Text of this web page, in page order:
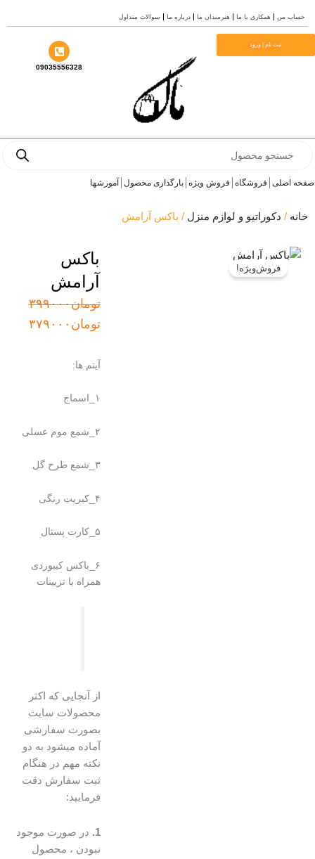
همکاری با ما هنرمندان ما درباره ما سوالات متداول
09035556328
فروشگاه فروش ویژه بارگذاری محصول آموزشها
دکوراتیو و لوازم منزل / باکس آرامش
فروش‌ویژه!
باکس
آرامش
۳۹۹۰۰۰
۳۷۹۰۰۰
قیمت
فعلی:
۶_باکس کیبوردی
همراه با تزیینات
از آنجایی که اکثر
محصولات سایت
بصورت سفارشی
آماده میشود به دو
نکته مهم در هنگام
ثبت سفارش دقت
فرمایید:
در صورت موجود
نبودن ، محصول